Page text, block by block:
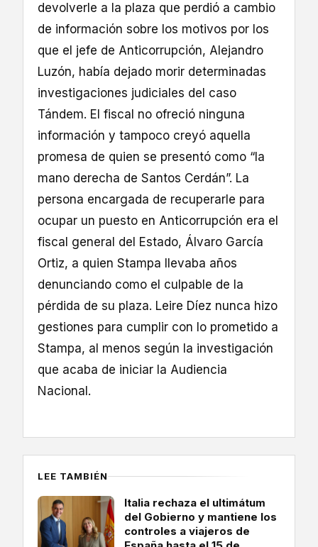
devolverle a la plaza que perdió a cambio
de información sobre los motivos por los
que el jefe de Anticorrupción, Alejandro
Luzón, había dejado morir determinadas
investigaciones judiciales del caso
Tándem. El fiscal no ofreció ninguna
información y tampoco creyó aquella
promesa de quien se presentó como “la
mano derecha de Santos Cerdán”. La
persona encargada de recuperarle para
ocupar un puesto en Anticorrupción era el
fiscal general del Estado, Álvaro García
Ortiz, a quien Stampa llevaba años
denunciando como el culpable de la
pérdida de su plaza. Leire Díez nunca hizo
gestiones para cumplir con lo prometido a
Stampa, al menos según la investigación
que acaba de iniciar la Audiencia
Nacional.
LEE TAMBIÉN
Italia rechaza el ultimátum
del Gobierno y mantiene los
controles a viajeros de